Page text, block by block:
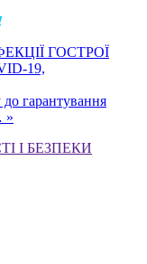
ГОСТРОЇ
19,
гарантування
»